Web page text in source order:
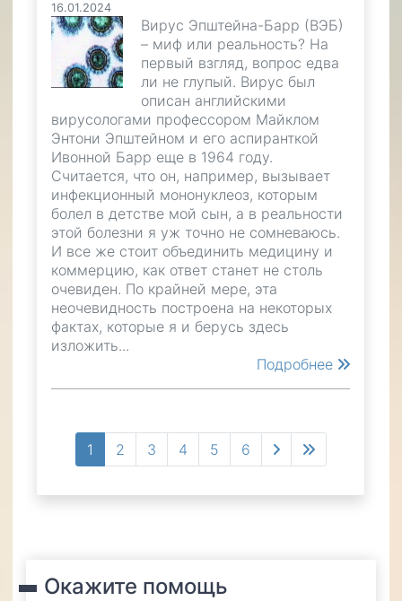
16.01.2024
Вирус Эпштейна-Барр (ВЭБ)
– миф или реальность? На
первый взгляд, вопрос едва
ли не глупый. Вирус был
описан английскими
вирусологами профессором Майклом
Энтони Эпштейном и его аспиранткой
Ивонной Барр еще в 1964 году.
Считается, что он, например, вызывает
инфекционный мононуклеоз, которым
болел в детстве мой сын, а в реальности
этой болезни я уж точно не сомневаюсь.
И все же стоит объединить медицину и
коммерцию, как ответ станет не столь
очевиден. По крайней мере, эта
неочевидность построена на некоторых
фактах, которые я и берусь здесь
изложить...
Подробнее
Нумерация
страниц
Текущая
страница
1 Page
2 Page
3 Page
4 Page
5 Page
6
Следующая
страница
Последняя
страница
Окажите помощь